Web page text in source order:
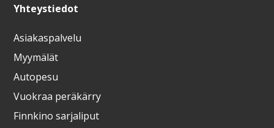
Yhteystiedot
Asiakaspalvelu
Myymälät
Autopesu
Vuokraa peräkärry
Finnkino sarjaliput